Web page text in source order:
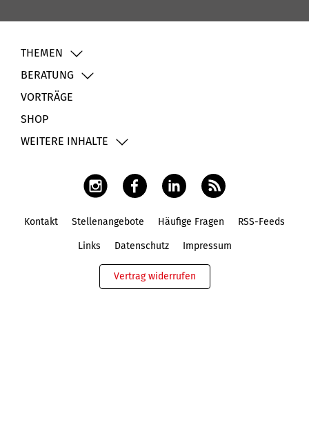
THEMEN
BERATUNG
VORTRÄGE
SHOP
WEITERE INHALTE
Kontakt Stellenangebote Häufige Fragen RSS-Feeds
Links Datenschutz Impressum
Vertrag widerrufen